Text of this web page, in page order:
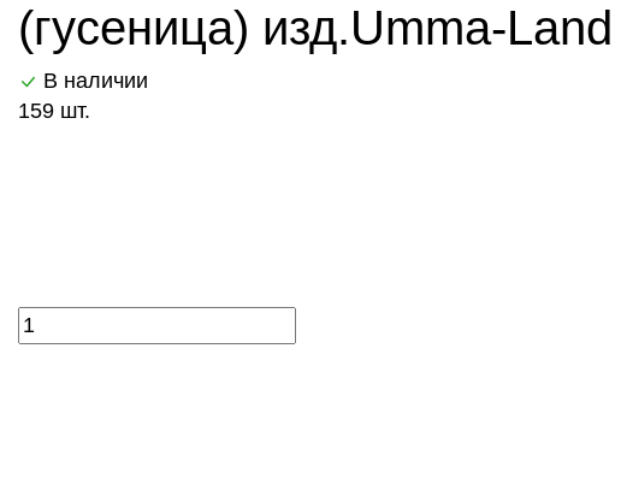
(гусеница) изд.Umma-Land
В наличии
159 шт.